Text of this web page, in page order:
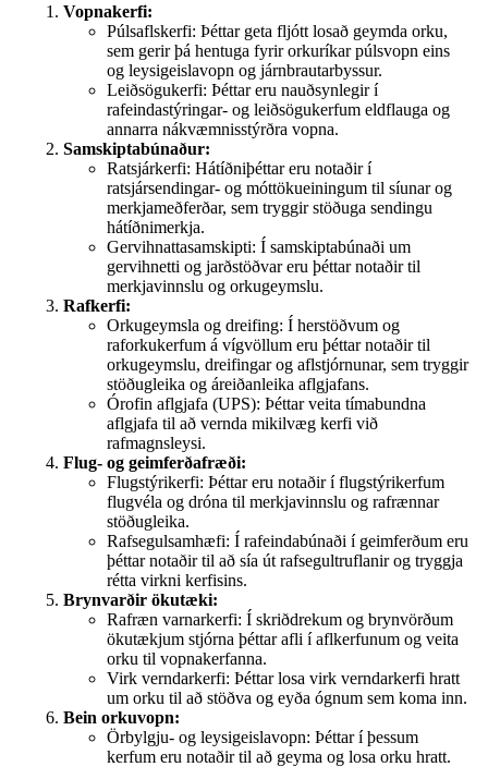
Vopnakerfi:
Púlsaflskerfi: Þéttar geta fljótt losað geymda orku,
sem gerir þá hentuga fyrir orkuríkar púlsvopn eins
og leysigeislavopn og járnbrautarbyssur.
Leiðsögukerfi: Þéttar eru nauðsynlegir í
rafeindastýringar- og leiðsögukerfum eldflauga og
annarra nákvæmnisstýrðra vopna.
Samskiptabúnaður:
Ratsjárkerfi: Hátíðniþéttar eru notaðir í
ratsjársendingar- og móttökueiningum til síunar og
merkjameðferðar, sem tryggir stöðuga sendingu
hátíðnimerkja.
Gervihnattasamskipti: Í samskiptabúnaði um
gervihnetti og jarðstöðvar eru þéttar notaðir til
merkjavinnslu og orkugeymslu.
Rafkerfi:
Orkugeymsla og dreifing: Í herstöðvum og
raforkukerfum á vígvöllum eru þéttar notaðir til
orkugeymslu, dreifingar og aflstjórnunar, sem tryggir
stöðugleika og áreiðanleika aflgjafans.
Órofin aflgjafa (UPS): Þéttar veita tímabundna
aflgjafa til að vernda mikilvæg kerfi við
rafmagnsleysi.
Flug- og geimferðafræði:
Flugstýrikerfi: Þéttar eru notaðir í flugstýrikerfum
flugvéla og dróna til merkjavinnslu og rafrænnar
stöðugleika.
Rafsegulsamhæfi: Í rafeindabúnaði í geimferðum eru
þéttar notaðir til að sía út rafsegultruflanir og tryggja
rétta virkni kerfisins.
Brynvarðir ökutæki:
Rafræn varnarkerfi: Í skriðdrekum og brynvörðum
ökutækjum stjórna þéttar afli í aflkerfunum og veita
orku til vopnakerfanna.
Virk verndarkerfi: Þéttar losa virk verndarkerfi hratt
um orku til að stöðva og eyða ógnum sem koma inn.
Bein orkuvopn:
Örbylgju- og leysigeislavopn: Þéttar í þessum
kerfum eru notaðir til að geyma og losa orku hratt.